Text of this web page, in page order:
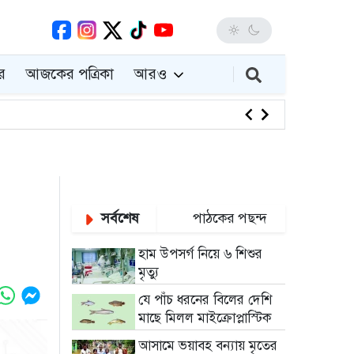
আজকের পত্রিকা আরও
সর্বশেষ পাঠকের পছন্দ
হাম উপসর্গ নিয়ে ৬ শিশুর
মৃত্যু
যে পাঁচ ধরনের বিলের দেশি
মাছে মিলল মাইক্রোপ্লাস্টিক
আসামে ভয়াবহ বন্যায় মৃতের